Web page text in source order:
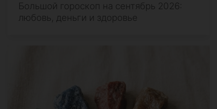
Большой гороскоп на сентябрь 2026:
любовь, деньги и здоровье